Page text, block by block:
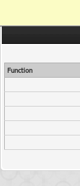
Function